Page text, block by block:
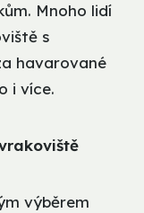
Mnoho lidí
s
havarované
i více.
výběrem